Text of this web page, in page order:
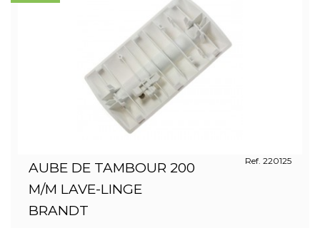
AUBE DE TAMBOUR 200
M/M LAVE-LINGE
BRANDT
Ref. 220125